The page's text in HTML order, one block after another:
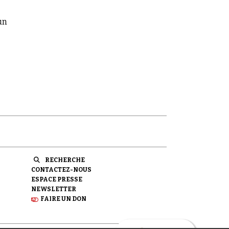
RECHERCHE
CONTACTEZ-NOUS
ESPACE PRESSE
NEWSLETTER
FAIRE UN DON